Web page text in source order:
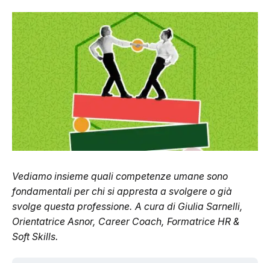
Vediamo insieme quali competenze umane sono
fondamentali per chi si appresta a svolgere o già
svolge questa professione. A cura di Giulia Sarnelli,
Orientatrice Asnor, Career Coach, Formatrice HR &
Soft Skills.